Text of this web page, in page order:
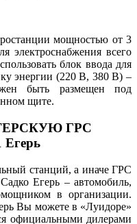
мощностью от 3
электроснабжения всего
блок ввода для
энергии (220 В, 380 В) –
быть размещен под
щите.
ГРС
станций, а иначе ГРС
Егерь – автомобиль,
в организации.
Вы можете в «Луидоре»
официальными дилерами